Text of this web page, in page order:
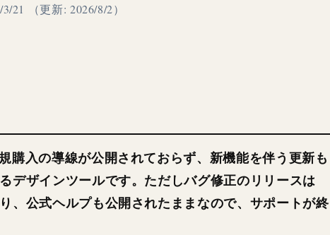
21
（更新: 2026/8/2）
購入の導線が公開されておらず、新機能を伴う更新も
デザインツールです。ただしバグ修正のリリースは
、公式ヘルプも公開されたままなので、サポートが終